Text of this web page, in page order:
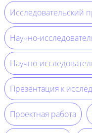
Исследовательский
Научно-
Научно-
Презентация к
Проектная работа